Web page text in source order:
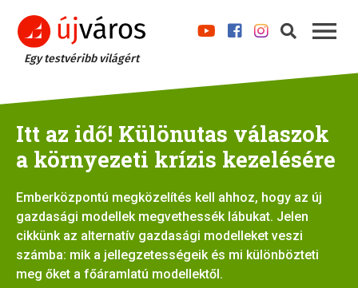
Egy testvéribb világért
Itt az idő! Különutas válaszok
a környezeti krízis kezelésére
Emberközpontú megközelítés kell ahhoz, hogy az új
gazdasági modellek megvethessék lábukat. Jelen
cikkünk az alternatív gazdasági modelleket veszi
számba: mik a jellegzetességeik és mi különbözteti
meg őket a főáramlatú modellektől.